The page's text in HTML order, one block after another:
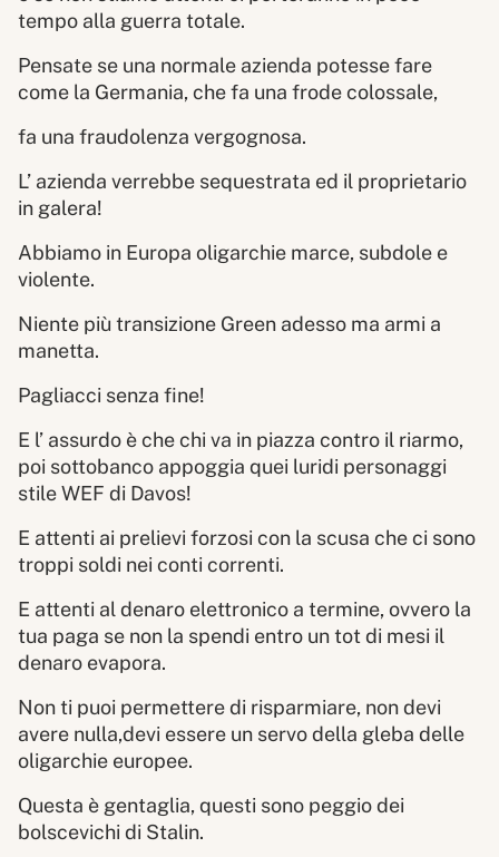
tempo alla guerra totale.
Pensate se una normale azienda potesse fare
come la Germania, che fa una frode colossale,
fa una fraudolenza vergognosa.
L’ azienda verrebbe sequestrata ed il proprietario
in galera!
Abbiamo in Europa oligarchie marce, subdole e
violente.
Niente più transizione Green adesso ma armi a
manetta.
Pagliacci senza fine!
E l’ assurdo è che chi va in piazza contro il riarmo,
poi sottobanco appoggia quei luridi personaggi
stile WEF di Davos!
E attenti ai prelievi forzosi con la scusa che ci sono
troppi soldi nei conti correnti.
E attenti al denaro elettronico a termine, ovvero la
tua paga se non la spendi entro un tot di mesi il
denaro evapora.
Non ti puoi permettere di risparmiare, non devi
avere nulla,devi essere un servo della gleba delle
oligarchie europee.
Questa è gentaglia, questi sono peggio dei
bolscevichi di Stalin.